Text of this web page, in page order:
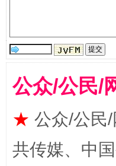
这是一记警
公众/公民/
★ 公众/公民
共传媒、中